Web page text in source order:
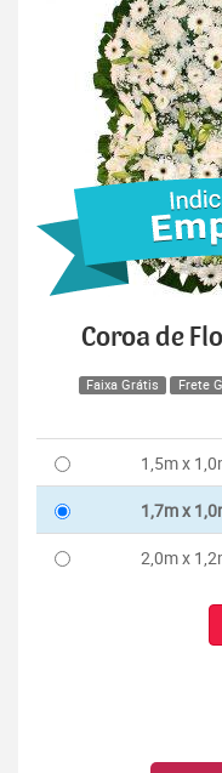
Coroa de
Faixa Grátis Frete
1,5m x
1,7m x
2,0m x